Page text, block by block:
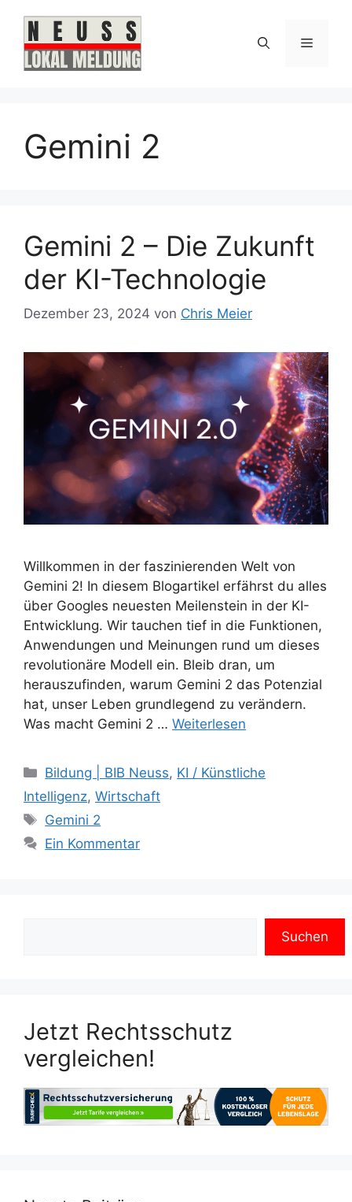
Inhalt
springen
Menü
Gemini 2
Gemini 2 – Die Zukunft
der KI-Technologie
Dezember 23, 2024 von Chris Meier
Willkommen in der faszinierenden Welt von
Gemini 2! In diesem Blogartikel erfährst du alles
über Googles neuesten Meilenstein in der KI-
Entwicklung. Wir tauchen tief in die Funktionen,
Anwendungen und Meinungen rund um dieses
revolutionäre Modell ein. Bleib dran, um
herauszufinden, warum Gemini 2 das Potenzial
hat, unser Leben grundlegend zu verändern.
Was macht Gemini 2 … Weiterlesen
Kategorien
Bildung | BIB Neuss, KI / Künstliche
Intelligenz, Wirtschaft
Schlagwörter
Gemini 2
Ein Kommentar
Suchen
Jetzt Rechtsschutz
vergleichen!